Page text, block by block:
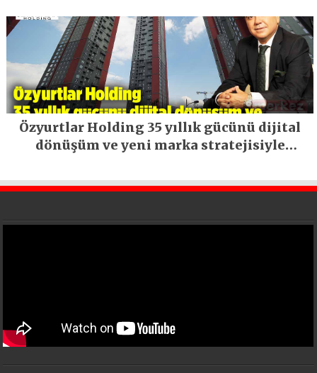
Özyurtlar Holding 35 yıllık gücünü dijital
dönüşüm ve yeni marka stratejisiyle